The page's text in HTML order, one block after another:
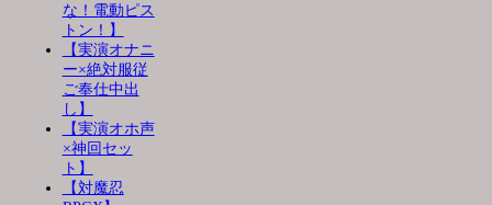
な！電動ピス
トン！】
【実演オナニ
ー×絶対服従
ご奉仕中出
し】
【実演オホ声
×神回セッ
ト】
【対魔忍